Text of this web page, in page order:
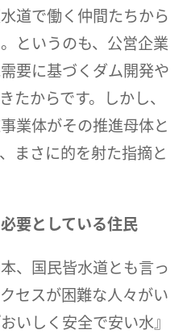
道で働く仲間たちから
というのも、公営企業
要に基づくダム開発や
たからです。しかし、
業体がその推進母体と
まさに的を射た指摘と
要としている住民
、国民皆水道とも言っ
セスが困難な人々がい
いしく安全で安い水』